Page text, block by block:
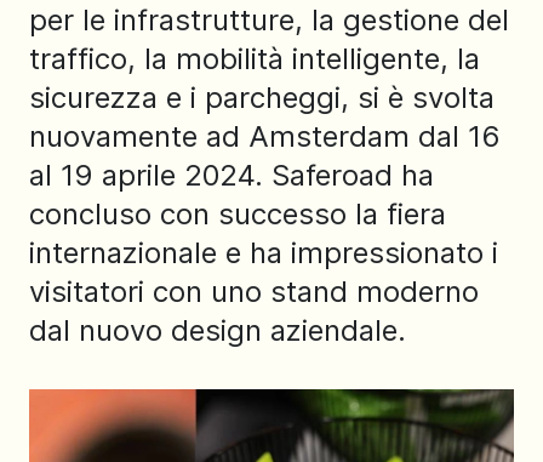
per le infrastrutture, la gestione del
traffico, la mobilità intelligente, la
sicurezza e i parcheggi, si è svolta
nuovamente ad Amsterdam dal 16
al 19 aprile 2024. Saferoad ha
concluso con successo la fiera
internazionale e ha impressionato i
visitatori con uno stand moderno
dal nuovo design aziendale.